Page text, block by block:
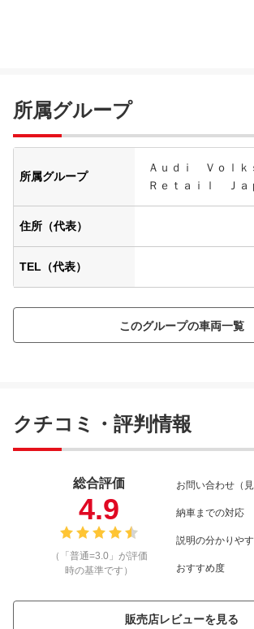
所属グループ
所属グループ
Ａｕｄｉ Ｖｏｌｋ
Ｒｅｔａｉｌ Ｊａ
住所（代表）
TEL（代表）
このグループの車両一覧
クチコミ・評判情報
総合評価
4.9
（「普通=3.0」が評価
時の基準です）
お問い合わせ（見
納車までの対応
説明の分かりや
おすすめ度
販売店レビューを見る